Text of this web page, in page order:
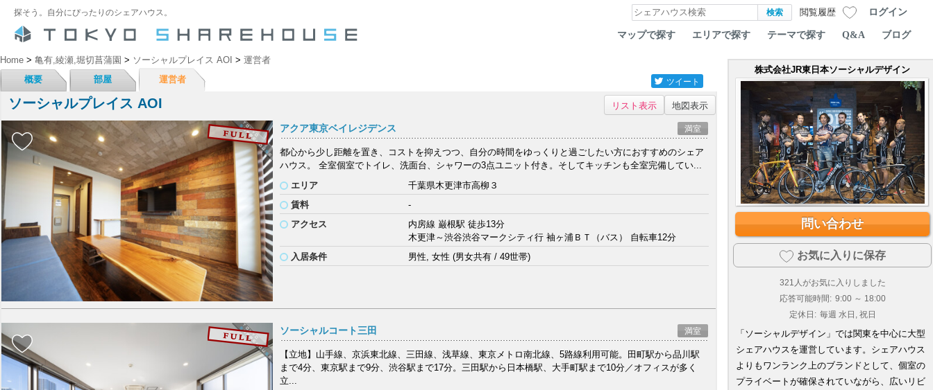
探そう。自分にぴったりのシェアハウス。 閲覧履歴 ログイン
マップで探す エリアで探す テーマで探す Q&A ブログ
Home > 亀有,綾瀬,堀切菖蒲園 > ソーシャルプレイス AOI > 運営者
概要
部屋 運営者 ツイート
ソーシャルプレイス AOI リスト表示 地図表示
アクア東京ベイレジデンス 満室
都心から少し距離を置き、コストを抑えつつ、自分の時間をゆっくりと過ごしたい方におすすめのシェア
ハウス。 全室個室でトイレ、洗面台、シャワーの3点ユニット付き。そしてキッチンも全室完備してい...
エリア
千葉県木更津市高柳３
賃料
-
アクセス
内房線 巌根駅 徒歩13分
木更津～渋谷渋谷マークシティ行 袖ヶ浦ＢＴ（バス） 自転車12分
入居条件
男性, 女性 (男女共有 / 49世帯)
ソーシャルコート三田 満室
【立地】山手線、京浜東北線、三田線、浅草線、東京メトロ南北線、5路線利用可能。田町駅から品川駅
まで4分、東京駅まで9分、渋谷駅まで17分。三田駅から日本橋駅、大手町駅まで10分／オフィスが多く
立...
株式会社JR東日本ソーシャルデザイン
問い合わせ
お気に入りに保存
321 人がお気に入りしました
応答可能時間: 9:00 ～ 18:00
定休日: 毎週 水日, 祝日
「ソーシャルデザイン」では関東を中心に大型
シェアハウスを運営しています。シェアハウス
よりもワンランク上のブランドとして、個室の
プライベートが確保されていながら、広いリビ